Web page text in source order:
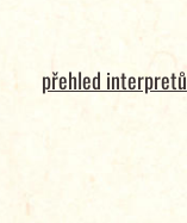
přehled interpretů